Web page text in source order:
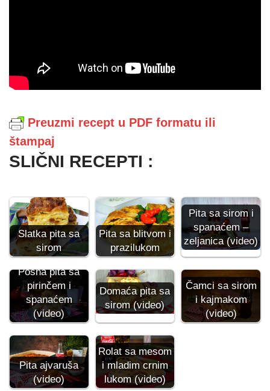
Preuzmi recept u PDF formatu ili
štampaj
SLIČNI RECEPTI :
Slatka pita sa
sirom
Pita sa blitvom i
prazilukom
Pita sa sirom i
spanaćem –
zeljanica (video)
Posna pita sa
pirinčem i
spanaćem
(video)
Domaća pita sa
sirom (video)
Čamci sa sirom
i kajmakom
(video)
Pita ajvaruša
(video)
Rolat sa mesom
i mladim crnim
lukom (video)